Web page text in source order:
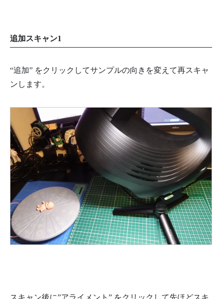
追加スキャン1
“追加” をクリックしてサンプルの向きを変えて再スキャ
ンします。